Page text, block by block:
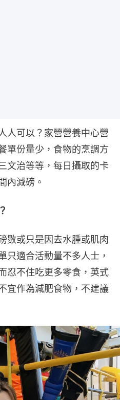
人可以？家營營養中心營
單份量少，食物的烹調方
文治等等，每日攝取的卡
內減磅。
數或只是因去水腫或肌肉
只適合活動量不多人士，
忍不住吃更多零食，英式
宜作為減肥食物，不建議